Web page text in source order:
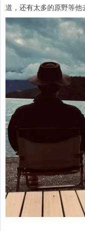
道，还有太多的原野等他